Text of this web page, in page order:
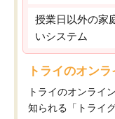
授業日以外の家
いシステム
トライのオン
トライのオンライ
知られる「トライ